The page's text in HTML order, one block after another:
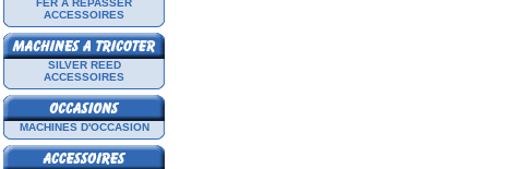
FER À REPASSER
ACCESSOIRES
SILVER REED
ACCESSOIRES
MACHINES D'OCCASION